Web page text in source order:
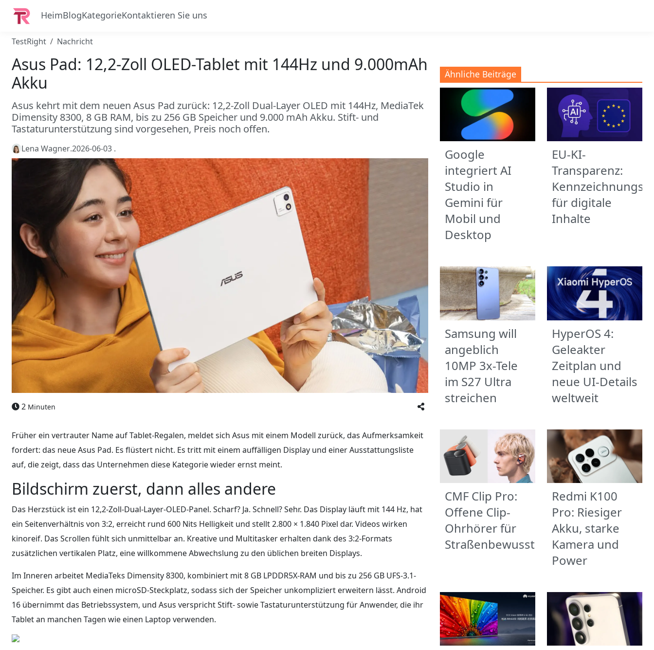
HeimBlogKategorieKontaktieren Sie uns
TestRight Nachricht
Asus Pad: 12,2-Zoll OLED-Tablet mit 144Hz und 9.000mAh
Akku
Asus kehrt mit dem neuen Asus Pad zurück: 12,2-Zoll Dual-Layer OLED mit 144Hz, MediaTek
Dimensity 8300, 8 GB RAM, bis zu 256 GB Speicher und 9.000 mAh Akku. Stift- und
Tastaturunterstützung sind vorgesehen, Preis noch offen.
Lena Wagner.2026-06-03 .
2 Minuten
Früher ein vertrauter Name auf Tablet-Regalen, meldet sich Asus mit einem Modell zurück, das Aufmerksamkeit
fordert: das neue Asus Pad. Es flüstert nicht. Es tritt mit einem auffälligen Display und einer Ausstattungsliste
auf, die zeigt, dass das Unternehmen diese Kategorie wieder ernst meint.
Bildschirm zuerst, dann alles andere
Das Herzstück ist ein 12,2-Zoll-Dual-Layer-OLED-Panel. Scharf? Ja. Schnell? Sehr. Das Display läuft mit 144 Hz, hat
ein Seitenverhältnis von 3:2, erreicht rund 600 Nits Helligkeit und stellt 2.800 × 1.840 Pixel dar. Videos wirken
kinoreif. Das Scrollen fühlt sich unmittelbar an. Kreative und Multitasker erhalten dank des 3:2-Formats
zusätzlichen vertikalen Platz, eine willkommene Abwechslung zu den üblichen breiten Displays.
Im Inneren arbeitet MediaTeks Dimensity 8300, kombiniert mit 8 GB LPDDR5X-RAM und bis zu 256 GB UFS-3.1-
Speicher. Es gibt auch einen microSD-Steckplatz, sodass sich der Speicher unkompliziert erweitern lässt. Android
16 übernimmt das Betriebssystem, und Asus verspricht Stift- sowie Tastaturunterstützung für Anwender, die ihr
Tablet an manchen Tagen wie einen Laptop verwenden.
Ähnliche Beiträge
Google
integriert AI
Studio in
Gemini für
Mobil und
Desktop
EU-KI-
Transparenz:
für digitale
Inhalte
Samsung will
angeblich
10MP 3x-Tele
im S27 Ultra
streichen
HyperOS 4:
Geleakter
Zeitplan und
neue UI-Details
weltweit
CMF Clip Pro:
Offene Clip-
Ohrhörer für
Straßenbewusstsein
Redmi K100
Pro: Riesiger
Akku, starke
Kamera und
Power